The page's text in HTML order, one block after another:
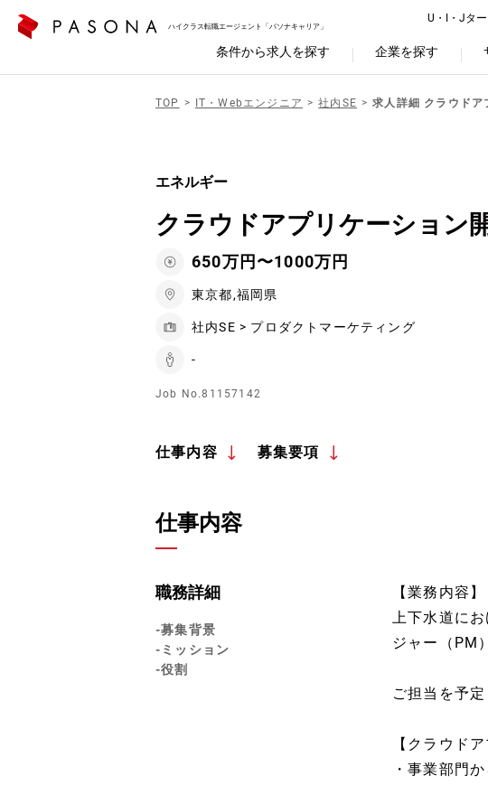
ハイクラス転職エージェント「パソナキャリア」
U・I・Jタ
条件から求人を探す 企業を探す
TOP IT・Webエンジニア 社内SE 求人詳細 クラウドア
エネルギー
クラウドアプリケーション
650万円〜1000万円
東京都,福岡県
社内SE > プロダクトマーケティング
-
Job No.81157142
仕事内容 募集要項
仕事内容
職務詳細
-募集背景
-ミッション
-役割
【業務内容】
上下水道に
ジャー（PM
ご担当を予
【クラウド
・事業部門